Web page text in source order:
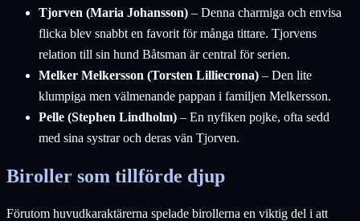
Tjorven (Maria Johansson) – Denna charmiga och envisa
flicka blev snabbt en favorit för många tittare. Tjorvens
relation till sin hund Båtsman är central för serien.
Melker Melkersson (Torsten Lilliecrona) – Den lite
klumpiga men välmenande pappan i familjen Melkersson.
Pelle (Stephen Lindholm) – En nyfiken pojke, ofta sedd
med sina systrar och deras vän Tjorven.
Biroller som tillförde djup
Förutom huvudkaraktärerna spelade birollerna en viktig del i att